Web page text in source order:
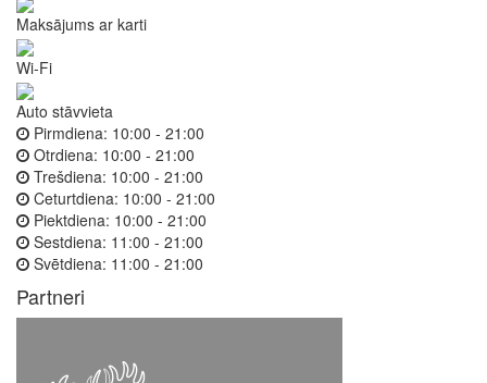
Maksājums ar karti
Wi-Fi
Auto stāvvieta
Pirmdiena: 10:00 - 21:00
Otrdiena: 10:00 - 21:00
Trešdiena: 10:00 - 21:00
Ceturtdiena: 10:00 - 21:00
Piektdiena: 10:00 - 21:00
Sestdiena: 11:00 - 21:00
Svētdiena: 11:00 - 21:00
Partneri